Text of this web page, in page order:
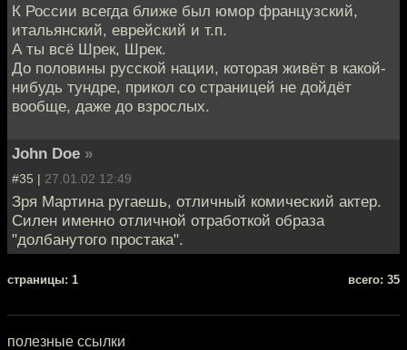
К России всегда ближе был юмор французский,
итальянский, еврейский и т.п.
А ты всё Шрек, Шрек.
До половины русской нации, которая живёт в какой-
нибудь тундре, прикол со страницей не дойдёт
вообще, даже до взрослых.
John Doe »
#35 | 27.01.02 12:49
Зря Мартина ругаешь, отличный комический актер.
Силен именно отличной отработкой образа
"долбанутого простака".
cтраницы: 1 всего: 35
полезные ссылки